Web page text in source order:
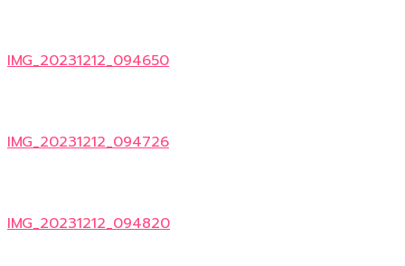
IMG_20231212_094650
IMG_20231212_094726
IMG_20231212_094820